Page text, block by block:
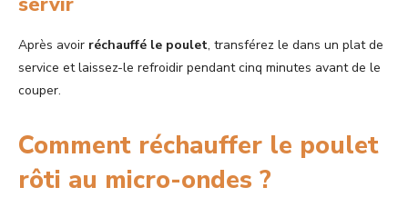
Après avoir réchauffé le poulet, transférez le dans un plat de
service et laissez-le refroidir pendant cinq minutes avant de le
couper.
Comment réchauffer le poulet
rôti au micro-ondes ?